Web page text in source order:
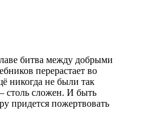
битва между добрыми
перерастает во
никогда не были так
сложен. И быть
придется пожертвовать